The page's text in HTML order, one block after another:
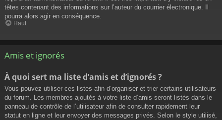
têtes contenant des informations sur l’auteur du courrier électronique. Il
pourra alors agir en conséquence.
Haut
Amis et ignorés
À quoi sert ma liste d’amis et d’ignorés ?
Vous pouvez utiliser ces listes afin d’organiser et trier certains utilisateurs
du forum. Les membres ajoutés à votre liste d’amis seront listés dans le
panneau de contrôle de l’utilisateur afin de consulter rapidement leur
statut en ligne et leur envoyer des messages privés. Selon le style utilisé,